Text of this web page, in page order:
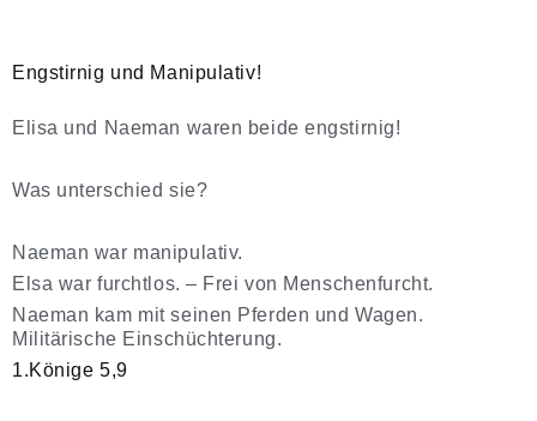
Engstirnig und Manipulativ!
Elisa und Naeman waren beide engstirnig!
Was unterschied sie?
Naeman war manipulativ.
Elsa war furchtlos. – Frei von Menschenfurcht.
Naeman kam mit seinen Pferden und Wagen.
Militärische Einschüchterung.
1.Könige 5,9